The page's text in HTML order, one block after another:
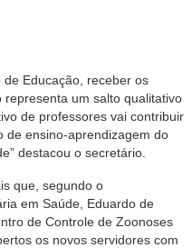
Educação, receber os
um salto qualitativo
de professores vai contribuir
de ensino-aprendizagem do
destacou o secretário.
que, segundo o
em Saúde, Eduardo de
de Controle de Zoonoses
os novos servidores com